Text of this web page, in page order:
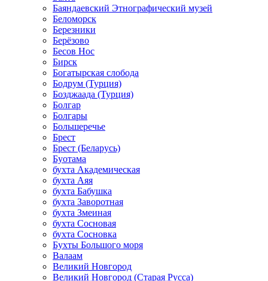
Баяндаевский Этнографический музей
Беломорск
Березники
Берёзово
Бесов Нос
Бирск
Богатырская слобода
Бодрум (Турция)
Бозджаада (Турция)
Болгар
Болгары
Большеречье
Брест
Брест (Беларусь)
Буотама
бухта Академическая
бухта Аяя
бухта Бабушка
бухта Заворотная
бухта Змеиная
бухта Сосновая
бухта Сосновка
Бухты Большого моря
Валаам
Великий Новгород
Великий Новгород (Старая Русса)